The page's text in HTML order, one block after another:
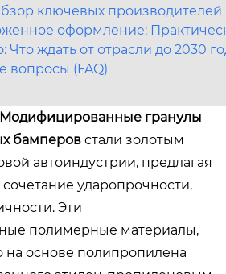
ключевых
оформление:
ждать от отрасли до 2030
вопросы (FAQ)
Модифицированные гранулы
бамперов стали золотым
автоиндустрии, предлагая
ударопрочности,
Эти
полимерные материалы,
основе полипропилена